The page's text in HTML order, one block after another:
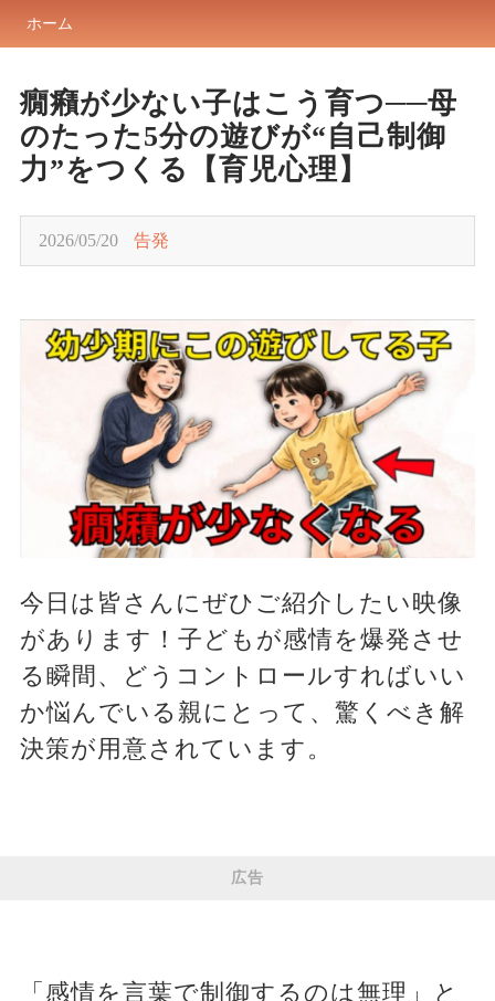
ホーム
癇癪が少ない子はこう育つ──母
のたった5分の遊びが“自己制御
力”をつくる【育児心理】
2026/05/20 告発
今日は皆さんにぜひご紹介したい映像
があります！子どもが感情を爆発させ
る瞬間、どうコントロールすればいい
か悩んでいる親にとって、驚くべき解
決策が用意されています。
広告
「感情を言葉で制御するのは無理」と